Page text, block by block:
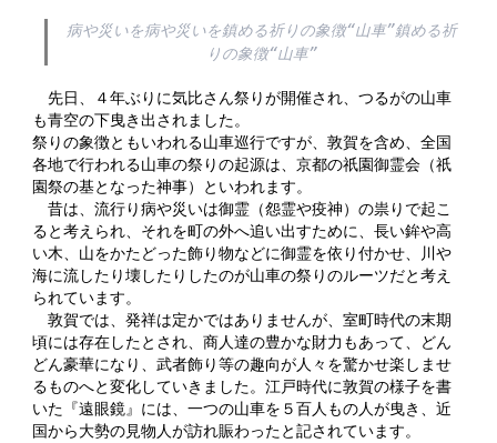
病や災いを病や災いを鎮める祈りの象徴“山車”鎮める祈
りの象徴“山車”
先日、４年ぶりに気比さん祭りが開催され、つるがの山車
も青空の下曳き出されました。
祭りの象徴ともいわれる山車巡行ですが、敦賀を含め、全国
各地で行われる山車の祭りの起源は、京都の祇園御霊会（祇
園祭の基となった神事）といわれます。
昔は、流行り病や災いは御霊（怨霊や疫神）の祟りで起こ
ると考えられ、それを町の外へ追い出すために、長い鉾や高
い木、山をかたどった飾り物などに御霊を依り付かせ、川や
海に流したり壊したりしたのが山車の祭りのルーツだと考え
られています。
敦賀では、発祥は定かではありませんが、室町時代の末期
頃には存在したとされ、商人達の豊かな財力もあって、どん
どん豪華になり、武者飾り等の趣向が人々を驚かせ楽しませ
るものへと変化していきました。江戸時代に敦賀の様子を書
いた『遠眼鏡』には、一つの山車を５百人もの人が曳き、近
国から大勢の見物人が訪れ賑わったと記されています。